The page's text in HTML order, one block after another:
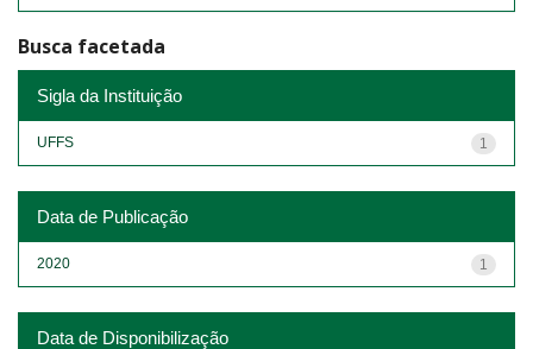
Busca facetada
Sigla da Instituição
1
UFFS
Data de Publicação
1
2020
Data de Disponibilização